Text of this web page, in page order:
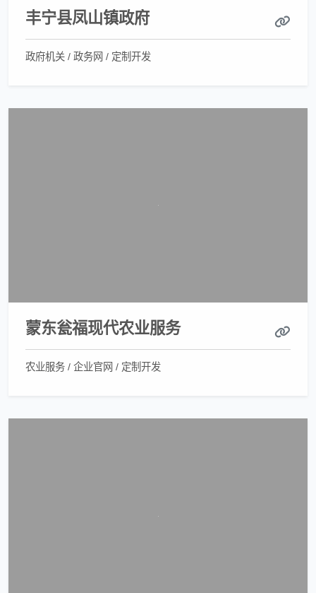
丰宁县凤山镇政府
政府机关 / 政务网 / 定制开发
蒙东瓮福现代农业服务
农业服务 / 企业官网 / 定制开发